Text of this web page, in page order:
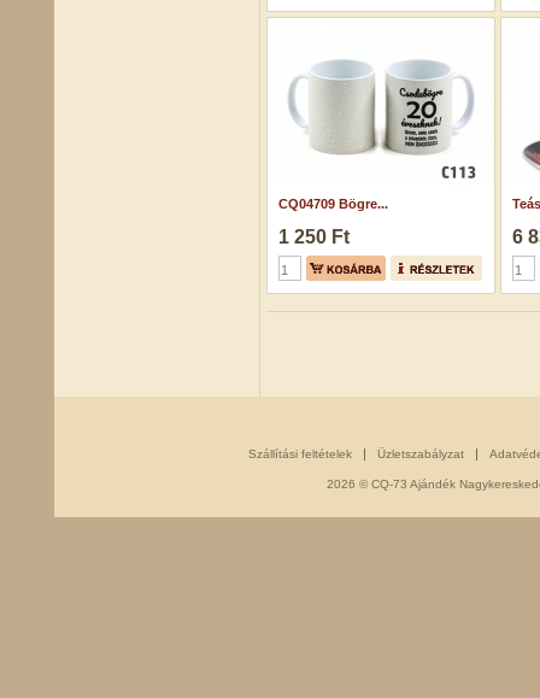
CQ04709 Bögre...
1 250 Ft 6
Szállítási feltételek Üzletszabályzat
2026 © CQ-73 Ajándék